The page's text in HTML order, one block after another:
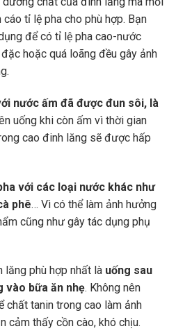
tỉ lệ pha cho phù hợp. Bạn
để có tỉ lệ pha cao-nước
hoặc quá loãng đều gây ảnh
nước ấm đã được đun sôi, là
uống khi còn ấm vì thời gian
cao đinh lăng sẽ được hấp
với các loại nước khác như
phê… Vì có thể làm ảnh hưởng
cũng như gây tác dụng phụ
lăng phù hợp nhất là uống sau
vào bữa ăn nhẹ. Không nên
chất tanin trong cao làm ảnh
cảm thấy cồn cào, khó chịu.